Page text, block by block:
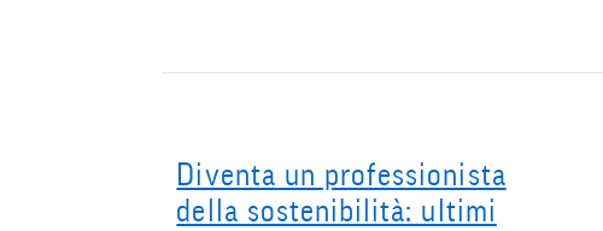
Diventa un professionista
della sostenibilità: ultimi